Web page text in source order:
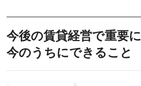
今後の賃貸経営で重要
今のうちにできること